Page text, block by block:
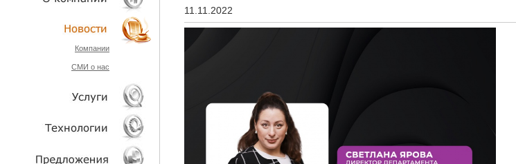
О КОМПАНИИ
НОВОСТИ
Компании
СМИ о нас
УСЛУГИ
11.11.2022